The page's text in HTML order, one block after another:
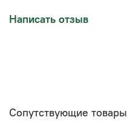
Написать отзыв
Сопутствующие товары